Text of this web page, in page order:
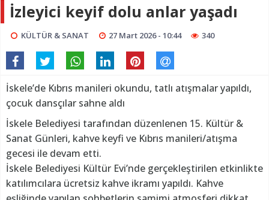
İzleyici keyif dolu anlar yaşadı
KÜLTÜR & SANAT 27 Mart 2026 - 10:44 340
İskele’de Kıbrıs manileri okundu, tatlı atışmalar yapıldı,
çocuk dansçılar sahne aldı
İskele Belediyesi tarafından düzenlenen 15. Kültür &
Sanat Günleri, kahve keyfi ve Kıbrıs manileri/atışma
gecesi ile devam etti.
İskele Belediyesi Kültür Evi’nde gerçekleştirilen etkinlikte
katılımcılara ücretsiz kahve ikramı yapıldı. Kahve